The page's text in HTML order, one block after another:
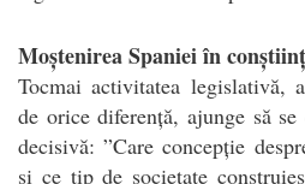
Moștenirea Spaniei în
Tocmai activitatea legislativă,
de orice diferență, ajunge să
decisivă: ”Care concepție
și ce tip de societate